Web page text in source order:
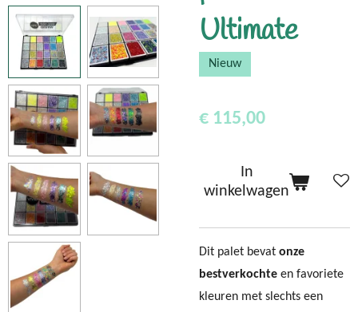
Ultimate
Nieuw
€ 115,00
In
winkelwagen
Dit palet bevat onze
bestverkochte en favoriete
kleuren met slechts een